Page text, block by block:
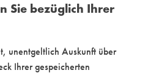
Sie bezüglich Ihrer
unentgeltlich Auskunft über
Ihrer gespeicherten